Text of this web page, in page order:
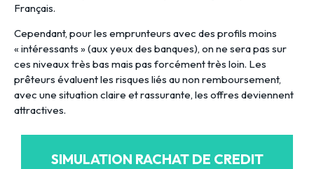
Français.
Cependant, pour les emprunteurs avec des profils moins
« intéressants » (aux yeux des banques), on ne sera pas sur
ces niveaux très bas mais pas forcément très loin. Les
prêteurs évaluent les risques liés au non remboursement,
avec une situation claire et rassurante, les offres deviennent
attractives.
SIMULATION RACHAT DE CREDIT